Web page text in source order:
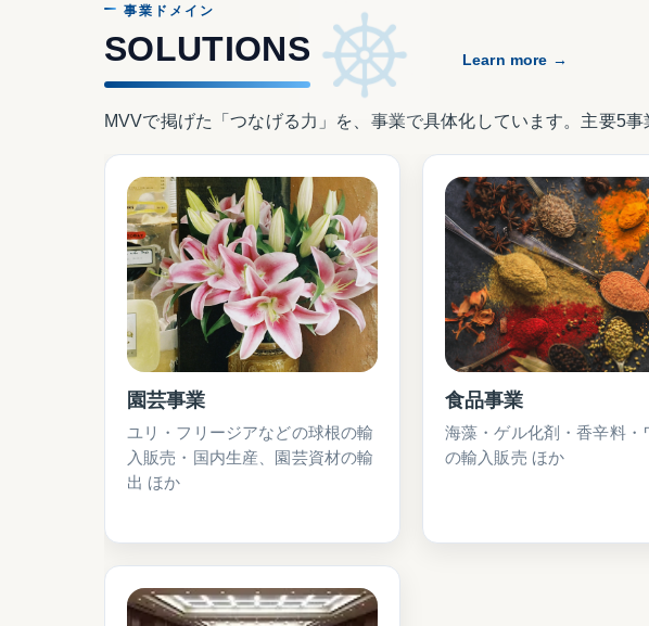
事業ドメイン
SOLUTIONS Learn more →
MVVで掲げた「つなげる力」を、事業で具体化しています。主要5事
園芸事業
ユリ・フリージアなどの球根の輸
入販売・国内生産、園芸資材の輸
出 ほか
食品事業
海藻・ゲル化剤・香辛料・
の輸入販売 ほか